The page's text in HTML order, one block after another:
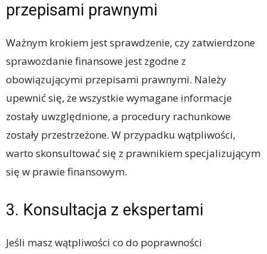
przepisami prawnymi
Ważnym krokiem jest sprawdzenie, czy zatwierdzone
sprawozdanie finansowe jest zgodne z
obowiązującymi przepisami prawnymi. Należy
upewnić się, że wszystkie wymagane informacje
zostały uwzględnione, a procedury rachunkowe
zostały przestrzeżone. W przypadku wątpliwości,
warto skonsultować się z prawnikiem specjalizującym
się w prawie finansowym.
3. Konsultacja z ekspertami
Jeśli masz wątpliwości co do poprawności